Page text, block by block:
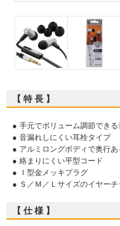
【 特 長 】
● 手元でボリューム調節でき
● 音漏れしにくい耳栓タイプ
● アルミロングボディで奥行あ
● 絡まりにくい平型コード
● Ｉ型金メッキプラグ
● Ｓ／Ｍ／Ｌサイズのイヤーチ
【 仕 様 】